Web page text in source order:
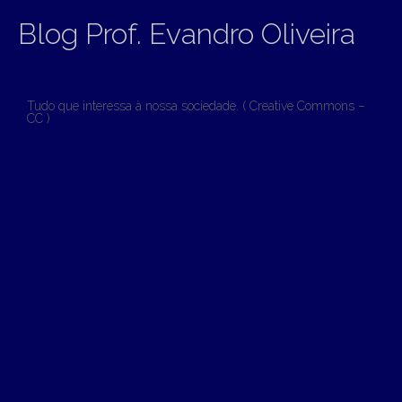
Blog Prof. Evandro Oliveira
Tudo que interessa à nossa sociedade. ( Creative Commons –
CC )